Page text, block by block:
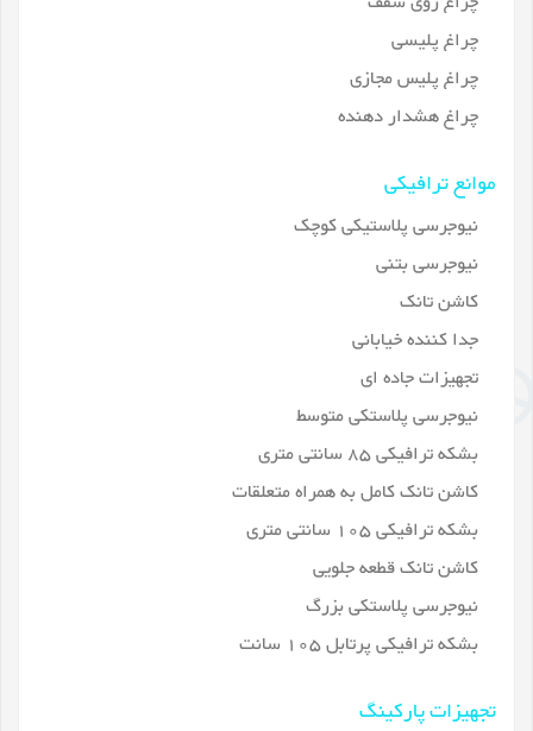
چراغ پلیسی
چراغ پلیس مجازی
چراغ هشدار دهنده
موانع ترافیکی
نیوجرسی پلاستیکی کوچک
نیوجرسی بتنی
کاشن تانک
جدا کننده خیابانی
تجهیزات جاده ای
نیوجرسی پلاستکی متوسط
بشکه ترافیکی 85 سانتی متری
کاشن تانک کامل به همراه متعلقات
بشکه ترافیکی 105 سانتی متری
کاشن تانک قطعه جلویی
نیوجرسی پلاستکی بزرگ
بشکه ترافیکی پرتابل 105 سانت
تجهیزات پارکینگ